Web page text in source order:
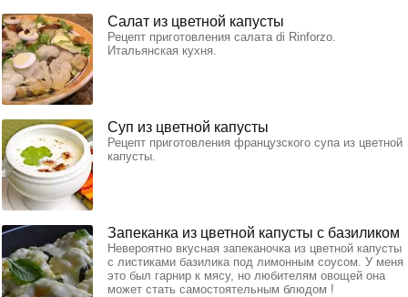
Салат из цветной капусты
Рецепт приготовления салата di Rinforzo.
Итальянская кухня.
Суп из цветной капусты
Рецепт приготовления французского супа из цветной
капусты.
Запеканка из цветной капусты с базиликом
Невероятно вкусная запеканочка из цветной капусты
с листиками базилика под лимонным соусом. У меня
это был гарнир к мясу, но любителям овощей она
может стать самостоятельным блюдом !